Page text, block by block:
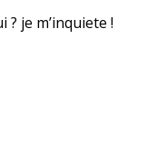
? je m’inquiete !